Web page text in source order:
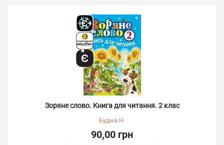
Зоряне слово. Книга для читання. 2 клас
Будна Н.
90,00 грн